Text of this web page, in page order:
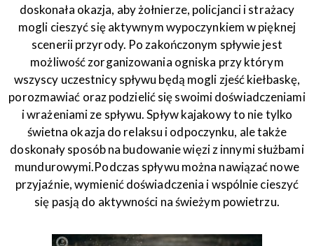
doskonała okazja, aby żołnierze, policjanci i strażacy
mogli cieszyć się aktywnym wypoczynkiem w pięknej
scenerii przyrody. Po zakończonym spływie jest
możliwość zorganizowania ogniska przy którym
wszyscy uczestnicy spływu będą mogli zjeść kiełbaskę,
porozmawiać oraz podzielić się swoimi doświadczeniami
i wrażeniami ze spływu. Spływ kajakowy to nie tylko
świetna okazja do relaksu i odpoczynku, ale także
doskonały sposób na budowanie więzi z innymi służbami
mundurowymi.Podczas spływu można nawiązać nowe
przyjaźnie, wymienić doświadczenia i wspólnie cieszyć
się pasją do aktywności na świeżym powietrzu.